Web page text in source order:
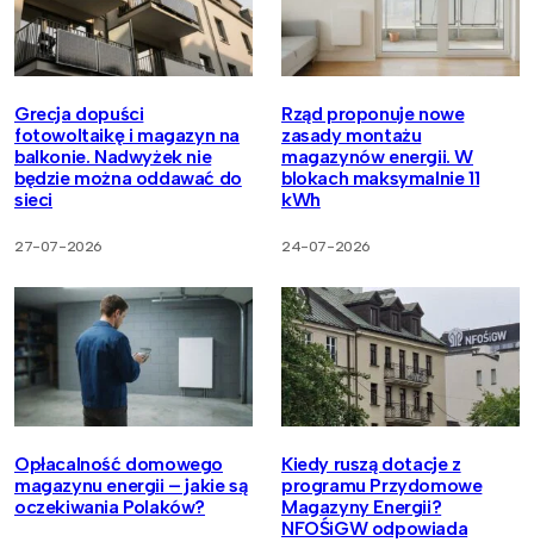
Grecja dopuści
fotowoltaikę i magazyn na
balkonie. Nadwyżek nie
będzie można oddawać do
sieci
27-07-2026
Rząd proponuje nowe
zasady montażu
magazynów energii. W
blokach maksymalnie 11
kWh
24-07-2026
Opłacalność domowego
magazynu energii – jakie są
oczekiwania Polaków?
Kiedy ruszą dotacje z
programu Przydomowe
Magazyny Energii?
NFOŚiGW odpowiada